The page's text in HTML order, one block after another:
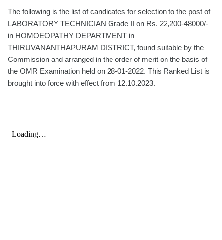
The following is the list of candidates for selection to the post of
LABORATORY TECHNICIAN Grade II on Rs. 22,200-48000/-
in HOMOEOPATHY DEPARTMENT in
THIRUVANANTHAPURAM DISTRICT, found suitable by the
Commission and arranged in the order of merit on the basis of
the OMR Examination held on 28-01-2022. This Ranked List is
brought into force with effect from 12.10.2023.